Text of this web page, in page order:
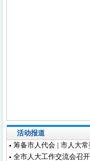
活动报道
筹备市人代会 | 市人大
全市人大工作交流会召开